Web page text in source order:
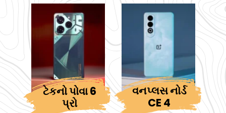
ટેકનો પોવા 6
પ્રો
વનપ્લસ નોર્ડ
CE 4